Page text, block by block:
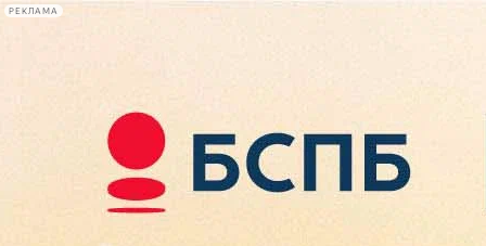
РЕКЛАМА
Сегодня:
2026.08.08
12:31
Афиша Plus